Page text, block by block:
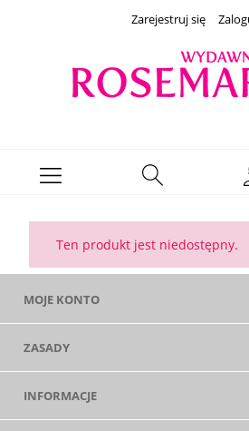
Zarejestruj się
Ten produkt jest niedostępny.
MOJE KONTO
ZASADY
INFORMACJE